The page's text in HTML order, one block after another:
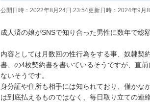
公開日時： 2022年8月24日 23:54更新日時： 2024年9月
成人済の娘がSNSで知り合った男性に数年で総
内容としては月数回の性行為をする事、奴隷契
書、の4枚契約書を書いているそうですが、直
ないそうです。
身分証や住所も相手には知られており、僅かな
は到底払えるものではなく、毎日取り立ての連